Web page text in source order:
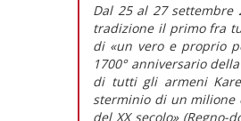
Dal 25 al 27 settembre
tradizione il primo fra
di «un vero e proprio
1700° anniversario
di tutti gli armeni
sterminio di un milione
del XX secolo»